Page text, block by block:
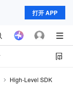
打开 APP
High-Level SDK